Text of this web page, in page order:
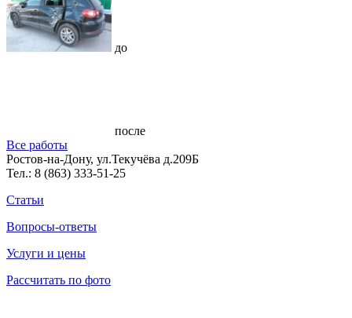
до
после
Все работы
Ростов-на-Дону, ул.Текучёва д.209Б
Тел.: 8 (863) 333-51-25
Статьи
Вопросы-ответы
Услуги и цены
Рассчитать по фото